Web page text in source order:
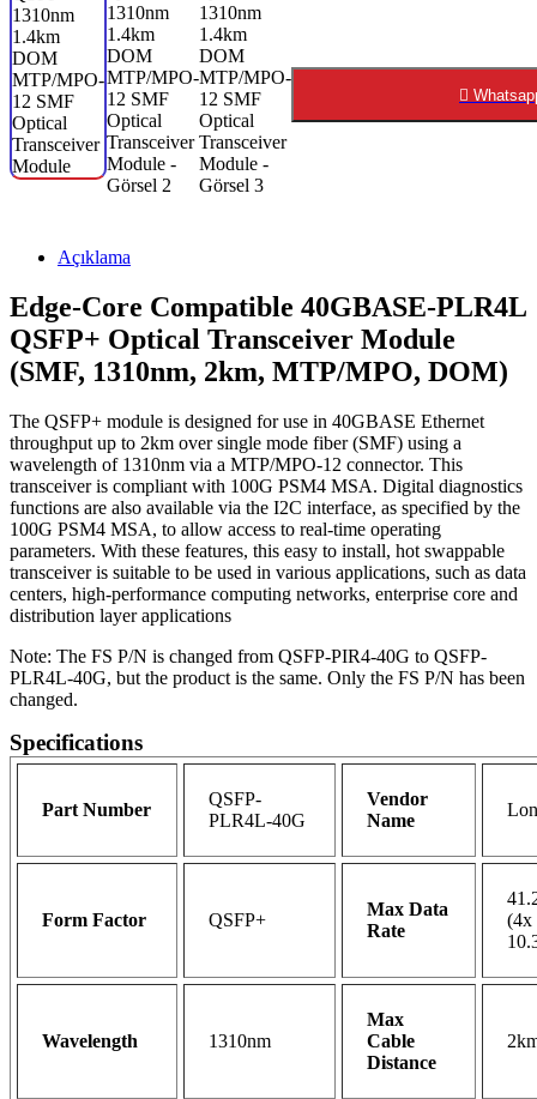
Açıklama
Edge-Core Compatible 40GBASE-PLR4L
QSFP+ Optical Transceiver Module
(SMF, 1310nm, 2km, MTP/MPO, DOM)
The QSFP+ module is designed for use in 40GBASE Ethernet
throughput up to 2km over single mode fiber (SMF) using a
wavelength of 1310nm via a MTP/MPO-12 connector. This
transceiver is compliant with 100G PSM4 MSA. Digital diagnostics
functions are also available via the I2C interface, as specified by the
100G PSM4 MSA, to allow access to real-time operating
parameters. With these features, this easy to install, hot swappable
transceiver is suitable to be used in various applications, such as data
centers, high-performance computing networks, enterprise core and
distribution layer applications
Note: The FS P/N is changed from QSFP-PIR4-40G to QSFP-
PLR4L-40G, but the product is the same. Only the FS P/N has been
changed.
Specifications
Part Number
QSFP-
PLR4L-40G
Vendor
Name
Form Factor QSFP+
Max Data
Rate
(4x
Wavelength 1310nm
Max
Cable
Distance